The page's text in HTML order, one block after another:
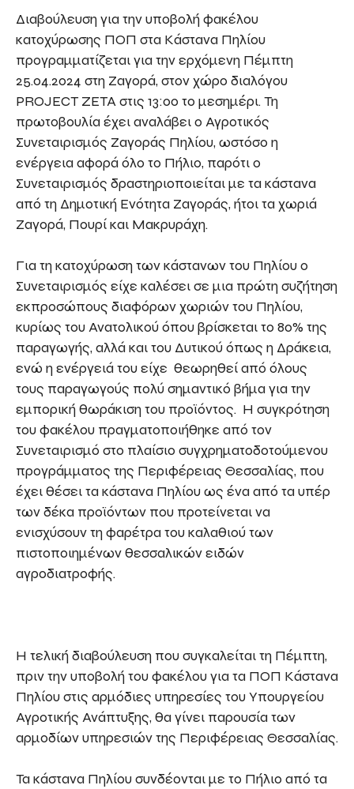
Διαβούλευση για την υποβολή φακέλου
κατοχύρωσης ΠΟΠ στα Κάστανα Πηλίου
προγραμματίζεται για την ερχόμενη Πέμπτη
25.04.2024 στη Ζαγορά, στον χώρο διαλόγου
PROJECT ZETA στις 13:00 το μεσημέρι. Τη
πρωτοβουλία έχει αναλάβει ο Αγροτικός
Συνεταιρισμός Ζαγοράς Πηλίου, ωστόσο η
ενέργεια αφορά όλο το Πήλιο, παρότι ο
Συνεταιρισμός δραστηριοποιείται με τα κάστανα
από τη Δημοτική Ενότητα Ζαγοράς, ήτοι τα χωριά
Ζαγορά, Πουρί και Μακρυράχη.
Για τη κατοχύρωση των κάστανων του Πηλίου ο
Συνεταιρισμός είχε καλέσει σε μια πρώτη συζήτηση
εκπροσώπους διαφόρων χωριών του Πηλίου,
κυρίως του Ανατολικού όπου βρίσκεται το 80% της
παραγωγής, αλλά και του Δυτικού όπως η Δράκεια,
ενώ η ενέργειά του είχε θεωρηθεί από όλους
τους παραγωγούς πολύ σημαντικό βήμα για την
εμπορική θωράκιση του προϊόντος. Η συγκρότηση
του φακέλου πραγματοποιήθηκε από τον
Συνεταιρισμό στο πλαίσιο συγχρηματοδοτούμενου
προγράμματος της Περιφέρειας Θεσσαλίας, που
έχει θέσει τα κάστανα Πηλίου ως ένα από τα υπέρ
των δέκα προϊόντων που προτείνεται να
ενισχύσουν τη φαρέτρα του καλαθιού των
πιστοποιημένων θεσσαλικών ειδών
αγροδιατροφής.
Η τελική διαβούλευση που συγκαλείται τη Πέμπτη,
πριν την υποβολή του φακέλου για τα ΠΟΠ Κάστανα
Πηλίου στις αρμόδιες υπηρεσίες του Υπουργείου
Αγροτικής Ανάπτυξης, θα γίνει παρουσία των
αρμοδίων υπηρεσιών της Περιφέρειας Θεσσαλίας.
Τα κάστανα Πηλίου συνδέονται με το Πήλιο από τα